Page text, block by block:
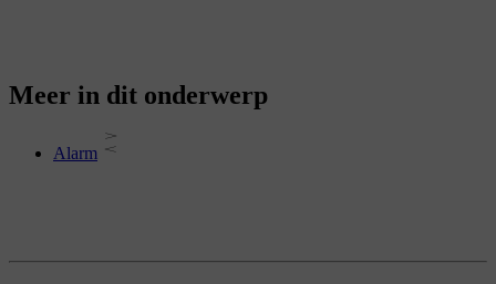
Meer in dit onderwerp
Alarm